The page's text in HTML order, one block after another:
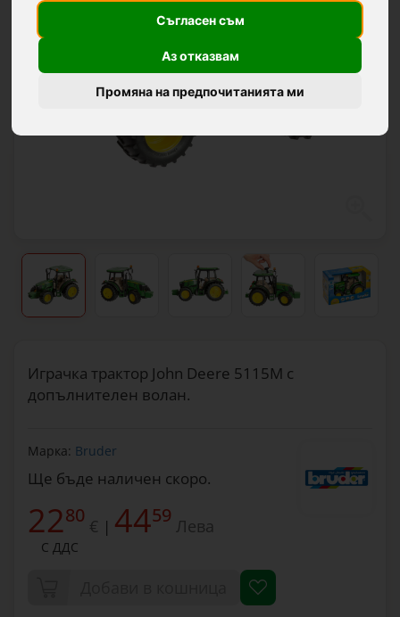
Съгласен съм
Аз отказвам
Промяна на предпочитанията ми
Играчка трактор John Deere 5115M с
допълнителен волан.
Марка: Bruder
Ще бъде наличен скоро.
2280 € | 4459 Лева
С ДДС